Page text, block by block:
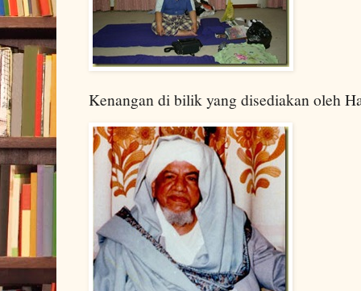
Kenangan di bilik yang disediakan oleh